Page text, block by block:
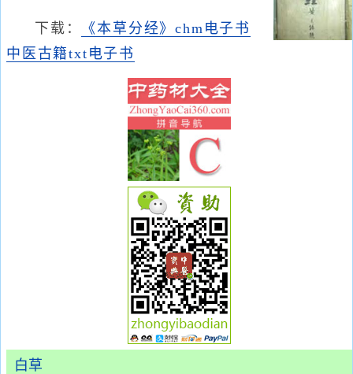
下载：
《本草分经》chm电子书
中医古籍txt电子书
白草